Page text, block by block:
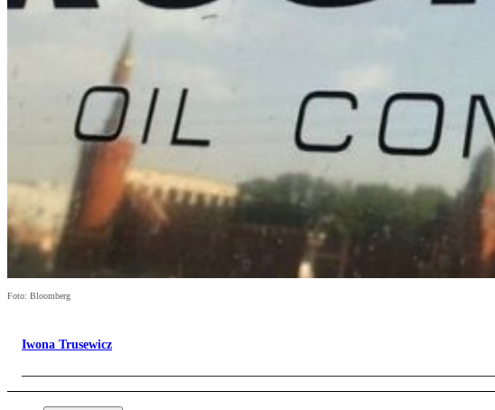
Foto: Bloomberg
Iwona Trusewicz